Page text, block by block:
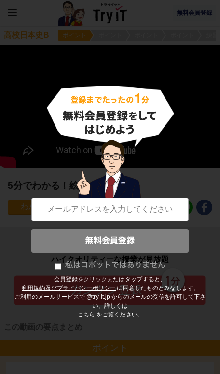
無料会員登録
会員登録をクリックまたはタップすると、
利用規約及びプライバシーポリシー に同意したものとみなします。
ご利用のメールサービスで @try-it.jp からのメールの受信を許可して下さ
い。詳しくは
こちら をご覧ください。
高校日本史B ポイント
5分でわかる！絵画（日本画）
17
子どもの勉強から大人の学び直しまで
ハイクオリティーな授業が見放題
この動画の要点まとめ
ポイント